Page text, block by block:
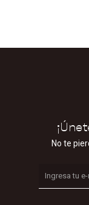
No te